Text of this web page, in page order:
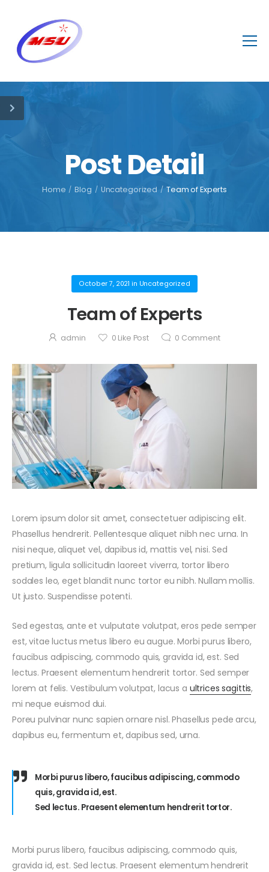
Post Detail
Home / Blog / Uncategorized / Team of Experts
full inspection.
Admin
October 7, 2021
Hospital
doctors
examine
October 7, 2021
Office In our
discounts for a
full inspection
October 7, 2021 in Uncategorized
Team of Experts
admin 0 Like Post 0 Comment
Lorem ipsum dolor sit amet, consectetuer adipiscing elit.
Phasellus hendrerit. Pellentesque aliquet nibh nec urna. In
nisi neque, aliquet vel, dapibus id, mattis vel, nisi. Sed
pretium, ligula sollicitudin laoreet viverra, tortor libero
sodales leo, eget blandit nunc tortor eu nibh. Nullam mollis.
Ut justo. Suspendisse potenti.
Sed egestas, ante et vulputate volutpat, eros pede semper
est, vitae luctus metus libero eu augue. Morbi purus libero,
faucibus adipiscing, commodo quis, gravida id, est. Sed
lectus. Praesent elementum hendrerit tortor. Sed semper
lorem at felis. Vestibulum volutpat, lacus a ultrices sagittis,
mi neque euismod dui.
Poreu pulvinar nunc sapien ornare nisl. Phasellus pede arcu,
dapibus eu, fermentum et, dapibus sed, urna.
Morbi purus libero, faucibus adipiscing, commodo
quis, gravida id, est.
Sed lectus. Praesent elementum hendrerit tortor.
Morbi purus libero, faucibus adipiscing, commodo quis,
gravida id, est. Sed lectus. Praesent elementum hendrerit